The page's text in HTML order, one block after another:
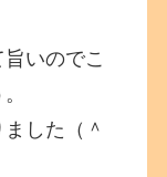
いのでこ
した（＾